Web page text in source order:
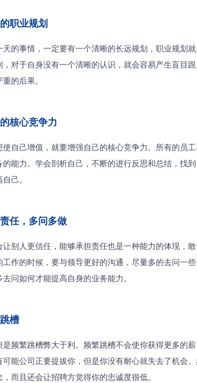
职业规划
的事情，一定要有一个清晰的长远规划，职业规划
对于自身没有一个清晰的认识，就会容易产生盲目
的后果。
核心竞争力
自己增值，就要增强自己的核心竞争力。所有的员
能力。学会剖析自己，不断的进行反思和总结，找
己。
任，多问多做
别人更信任，能够承担责任也是一种能力的体现，
作的时候，要与领导更好的沟通，尽量多的去问一
问如何才能提高自身的业务能力。
槽
频繁跳槽弊大于利。频繁跳槽不会使你获得更多的
能公司正要提拔你，但是你没有耐心就失去了机会
而且还会让招聘方觉得你的忠诚度很低。